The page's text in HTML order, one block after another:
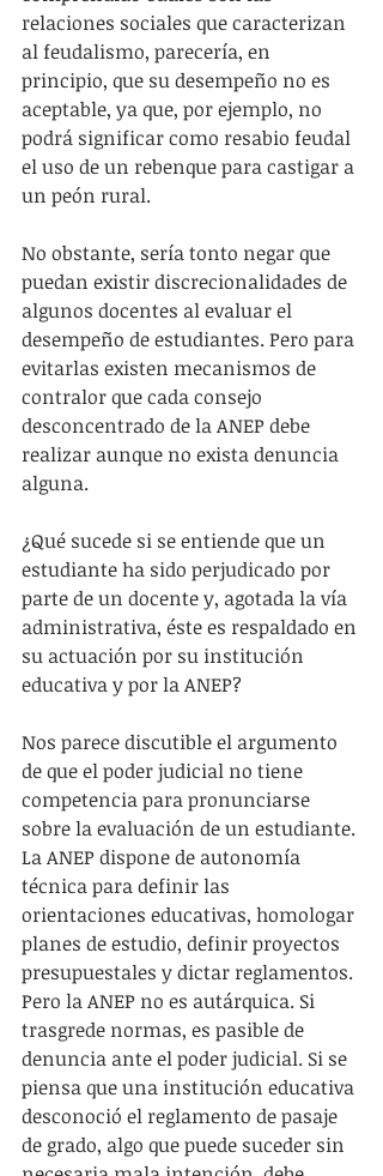
relaciones sociales que caracterizan
al feudalismo, parecería, en
principio, que su desempeño no es
aceptable, ya que, por ejemplo, no
podrá significar como resabio feudal
el uso de un rebenque para castigar a
un peón rural.
No obstante, sería tonto negar que
puedan existir discrecionalidades de
algunos docentes al evaluar el
desempeño de estudiantes. Pero para
evitarlas existen mecanismos de
contralor que cada consejo
desconcentrado de la ANEP debe
realizar aunque no exista denuncia
alguna.
¿Qué sucede si se entiende que un
estudiante ha sido perjudicado por
parte de un docente y, agotada la vía
administrativa, éste es respaldado en
su actuación por su institución
educativa y por la ANEP?
Nos parece discutible el argumento
de que el poder judicial no tiene
competencia para pronunciarse
sobre la evaluación de un estudiante.
La ANEP dispone de autonomía
técnica para definir las
orientaciones educativas, homologar
planes de estudio, definir proyectos
presupuestales y dictar reglamentos.
Pero la ANEP no es autárquica. Si
trasgrede normas, es pasible de
denuncia ante el poder judicial. Si se
piensa que una institución educativa
desconoció el reglamento de pasaje
de grado, algo que puede suceder sin